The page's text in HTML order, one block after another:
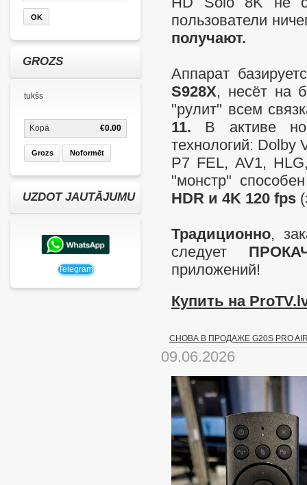
GROZS
tukšs
€0.00
Kopā
Grozs Noformēt
UZDOT JAUTĀJUMU
Telegram
пользователи
получают.
Аппарат
S928X, несёт на
"рулит" всем
11. В активе
технологий: Dolby
P7 FEL, AV1,
"монстр"
HDR и 4K 120 fps
Традиционно,
следует
приложений!
Купить на
СНОВА В ПРОДАЖЕ G20S PRO
09.06.2026